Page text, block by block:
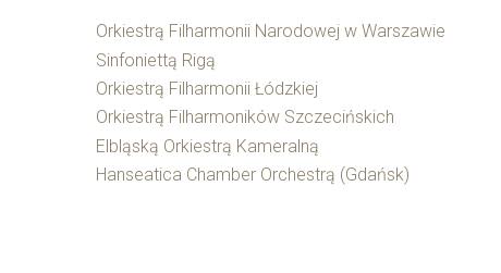
Orkiestrą Filharmonii Narodowej w Warszawie
Sinfoniettą Rigą
Orkiestrą Filharmonii Łódzkiej
Orkiestrą Filharmoników Szczecińskich
Elbląską Orkiestrą Kameralną
Hanseatica Chamber Orchestrą (Gdańsk)